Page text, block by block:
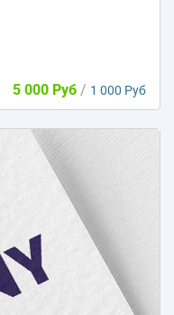
5 000 Руб / 1 000 Руб